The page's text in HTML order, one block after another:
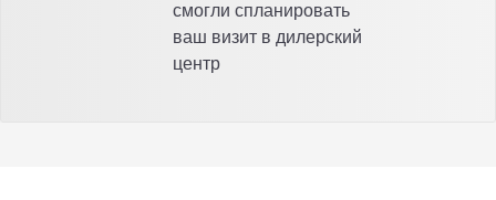
смогли спланировать
ваш визит в дилерский
центр